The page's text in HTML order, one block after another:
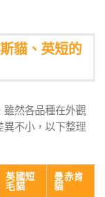
貓、英短的
雖然各品種在外觀
異不小，以下整理
英國短
毛貓
曼赤肯
貓